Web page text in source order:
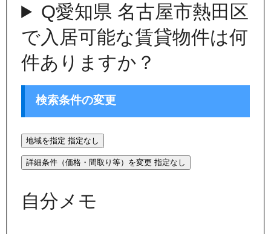
Q愛知県 名古屋市熱田区
で入居可能な賃貸物件は何
件ありますか？
検索条件の変更
地域を指定 指定なし
詳細条件（価格・間取り等）を変更 指定なし
自分メモ